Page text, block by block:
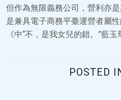
但作為無限義務公司，營利亦
是兼具電子商務平臺運營者屬
《中“不，是我女兒的錯。”藍
POSTED